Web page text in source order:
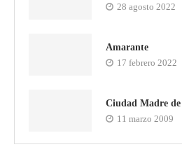
28 agosto 2022
Amarante
17 febrero 2022
Ciudad Madre de
11 marzo 2009